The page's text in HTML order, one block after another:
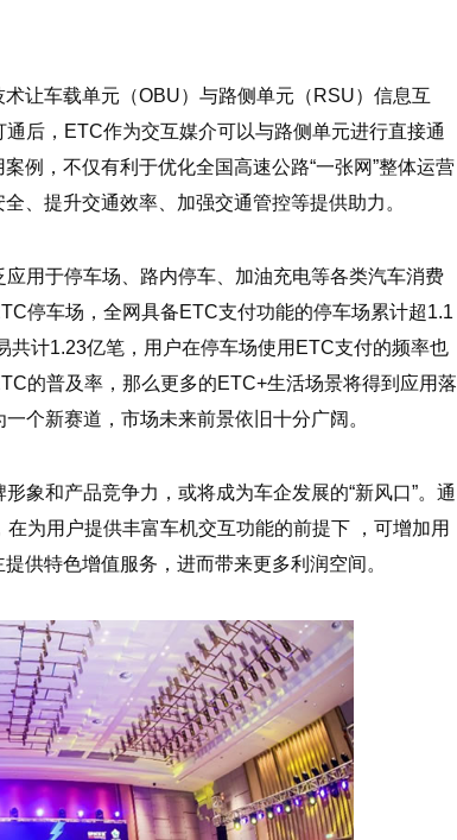
让车载单元（OBU）与路侧单元（RSU）信息互
后，ETC作为交互媒介可以与路侧单元进行直接通
例，不仅有利于优化全国高速公路“一张网”整体运营
、提升交通效率、加强交通管控等提供助力。
用于停车场、路内停车、加油充电等各类汽车消费
停车场，全网具备ETC支付功能的停车场累计超1.1
计1.23亿笔，用户在停车场使用ETC支付的频率也
的普及率，那么更多的ETC+生活场景将得到应用落
个新赛道，市场未来前景依旧十分广阔。
象和产品竞争力，或将成为车企发展的“新风口”。通
为用户提供丰富车机交互功能的前提下 ，可增加用
供特色增值服务，进而带来更多利润空间。